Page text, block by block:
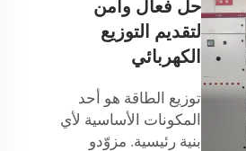
حل فعال وأمن
لتقديم التوزيع
الكهربائي
توزيع الطاقة هو أحد
المكونات الأساسية لأي
بنية رئيسية. مزوّدو